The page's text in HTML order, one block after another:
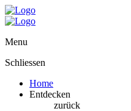
Menu
Schliessen
Home
Entdecken
zurück